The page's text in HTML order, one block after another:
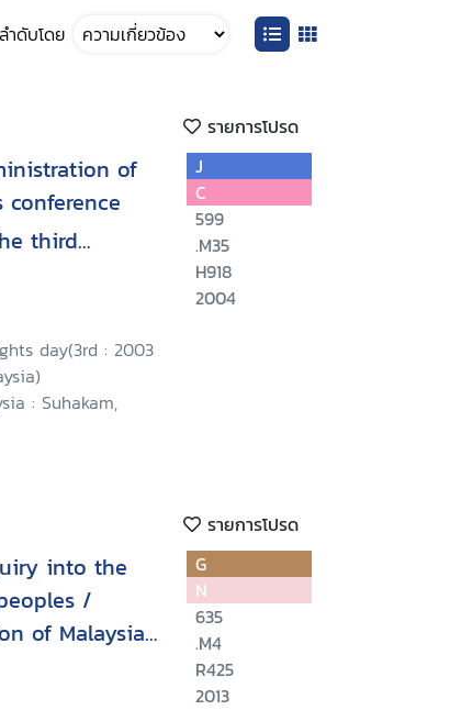
ำดับโดย
รายการโปรด
of
conference
third
9-10
Malaysia/
day(3rd : 2003
: Suhakam,
J
C
599
.M35
H918
2004
รายการโปรด
into the
/
of Malaysia
G
N
635
.M4
R425
2013